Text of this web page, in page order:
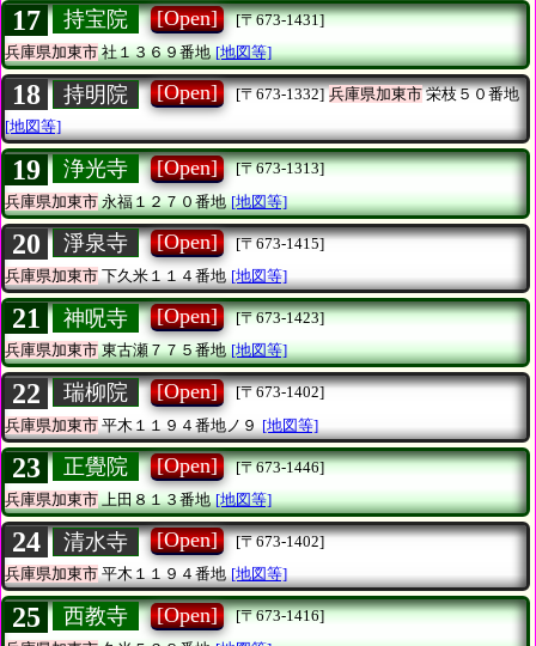
17 持宝院 [Open]
[〒673-1431]
兵庫県加東市社１３６９番地 [地図等]
18 持明院 [Open] [〒673-1332] 兵庫県加東市栄枝５０番地
[地図等]
19 浄光寺 [Open]
[〒673-1313]
兵庫県加東市永福１２７０番地 [地図等]
20 淨泉寺 [Open]
[〒673-1415]
兵庫県加東市 下久米１１４番地 [地図等]
21 神呪寺 [Open]
[〒673-1423]
兵庫県加東市東古瀬７７５番地 [地図等]
22 瑞柳院 [Open]
[〒673-1402]
兵庫県加東市 平木１１９４番地ノ９ [地図等]
23 正覺院 [Open]
[〒673-1446]
兵庫県加東市上田８１３番地 [地図等]
24 清水寺 [Open]
[〒673-1402]
兵庫県加東市平木１１９４番地 [地図等]
25 西教寺 [Open]
[〒673-1416]